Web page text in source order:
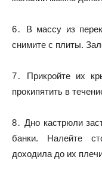
6․ В массу из
снимите с плиты.
7․ Прикройте их
прокипятить в
8․ Дно кастрюли
банки. Налейте
доходила до их